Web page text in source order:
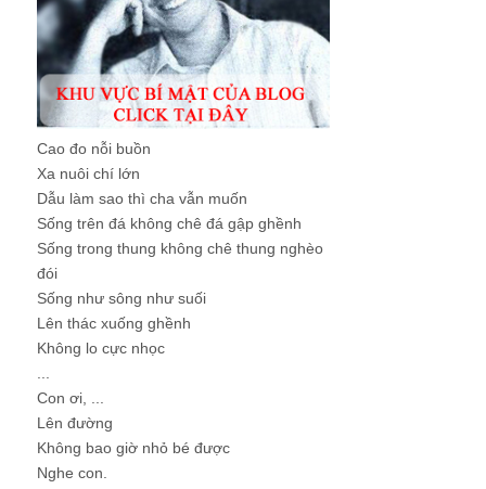
Cao đo nỗi buồn
Xa nuôi chí lớn
Dẫu làm sao thì cha vẫn muốn
Sống trên đá không chê đá gập ghềnh
Sống trong thung không chê thung nghèo
đói
Sống như sông như suối
Lên thác xuống ghềnh
Không lo cực nhọc
Con ơi, ...
Lên đường
Không bao giờ nhỏ bé được
Nghe con.